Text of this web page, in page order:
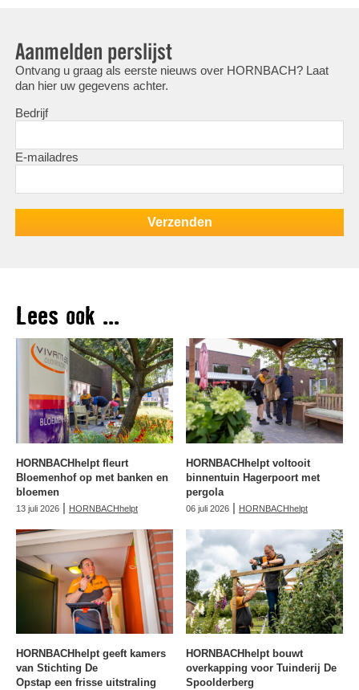
Aanmelden perslijst
Ontvang u graag als eerste nieuws over HORNBACH? Laat
dan hier uw gegevens achter.
Bedrijf
E-mailadres
Lees ook ...
HORNBACHhelpt fleurt
Bloemenhof op met banken en
bloemen
13 juli 2026 | HORNBACHhelpt
HORNBACHhelpt voltooit
binnentuin Hagerpoort met
pergola
06 juli 2026 | HORNBACHhelpt
HORNBACHhelpt geeft kamers
van Stichting De
Opstap een frisse uitstraling
HORNBACHhelpt bouwt
overkapping voor Tuinderij De
Spoolderberg